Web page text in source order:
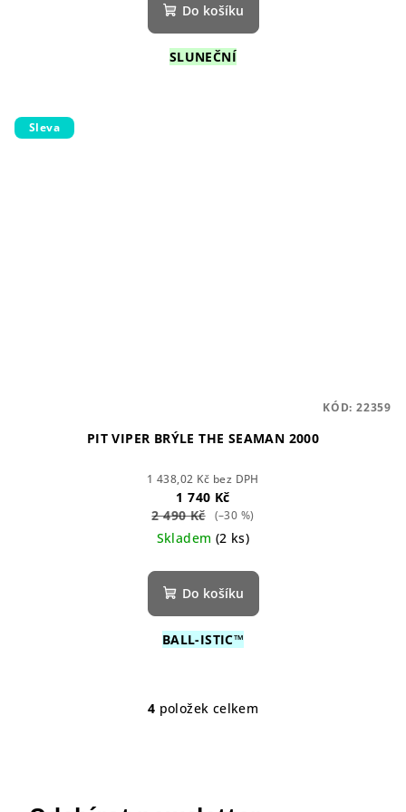
Do košíku
SLUNEČNÍ
Sleva
PIT VIPER BRÝLE THE SEAMAN 2000
1 438,02 Kč bez DPH
1 740 Kč
2 490 Kč
(–30 %)
Skladem (2 ks)
Do košíku
BALL-ISTIC™
KÓD: 22359
O
d
4 položek celkem